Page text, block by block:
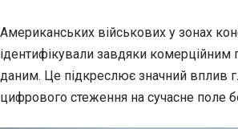
Американських військових у зонах
ідентифікували завдяки комерційним
даним. Це підкреслює значний вплив
цифрового стеження на сучасне поле